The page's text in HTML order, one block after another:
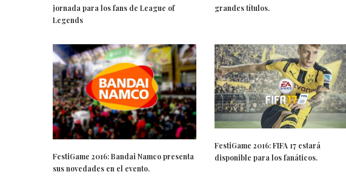
jornada para los fans de League of
Legends
grandes títulos.
FestiGame 2016: Bandai Namco presenta
sus novedades en el evento.
FestiGame 2016: FIFA 17 estará
disponible para los fanáticos.